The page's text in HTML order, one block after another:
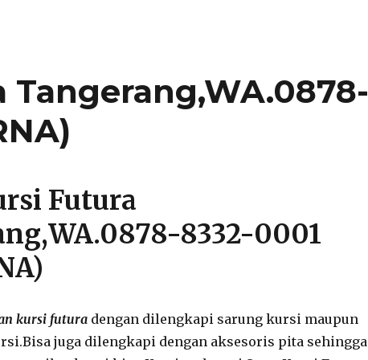
Tangerang,WA.0878-
Futura
8332-0001
kursi futuradengan dilengkapi sarung kursi maupun
juga dilengkapi dengan aksesoris pita sehingga